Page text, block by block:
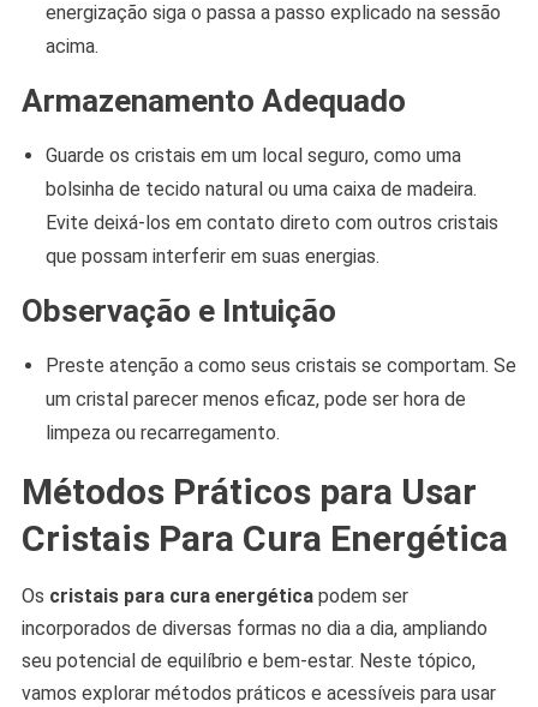
energização siga o passa a passo explicado na sessão
acima.
Armazenamento Adequado
Guarde os cristais em um local seguro, como uma
bolsinha de tecido natural ou uma caixa de madeira.
Evite deixá-los em contato direto com outros cristais
que possam interferir em suas energias.
Observação e Intuição
Preste atenção a como seus cristais se comportam. Se
um cristal parecer menos eficaz, pode ser hora de
limpeza ou recarregamento.
Métodos Práticos para Usar
Cristais Para Cura Energética
Os cristais para cura energéticapodem ser
incorporados de diversas formas no dia a dia, ampliando
seu potencial de equilíbrio e bem-estar. Neste tópico,
vamos explorar métodos práticos e acessíveis para usar